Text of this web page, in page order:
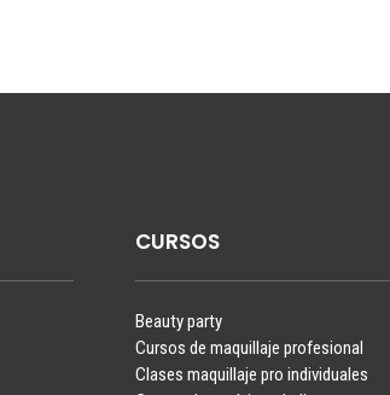
CURSOS
Beauty party
Cursos de maquillaje profesional
Clases maquillaje pro individuales